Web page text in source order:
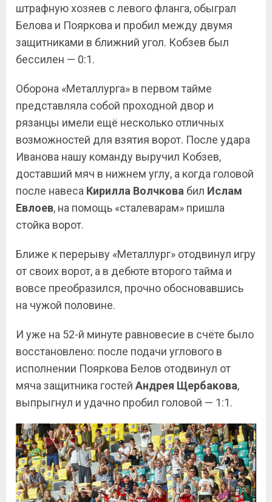
штрафную хозяев с левого фланга, обыграл
Белова и Пояркова и пробил между двумя
защитниками в ближний угол. Кобзев был
бессилен — 0:1.
Оборона «Металлурга» в первом тайме
представляла собой проходной двор и
рязанцы имели ещё несколько отличных
возможностей для взятия ворот. После удара
Иванова нашу команду выручил Кобзев,
доставший мяч в нижнем углу, а когда головой
после навеса Кирилла Волчкова бил Ислам
Евлоев, на помощь «сталеварам» пришла
стойка ворот.
Ближе к перерыву «Металлург» отодвинул игру
от своих ворот, а в дебюте второго тайма и
вовсе преобразился, прочно обосновавшись
на чужой половине.
И уже на 52-й минуте равновесие в счёте было
восстановлено: после подачи углового в
исполнении Пояркова Белов отодвинул от
мяча защитника гостей Андрея Щербакова,
выпрыгнул и удачно пробил головой — 1:1.